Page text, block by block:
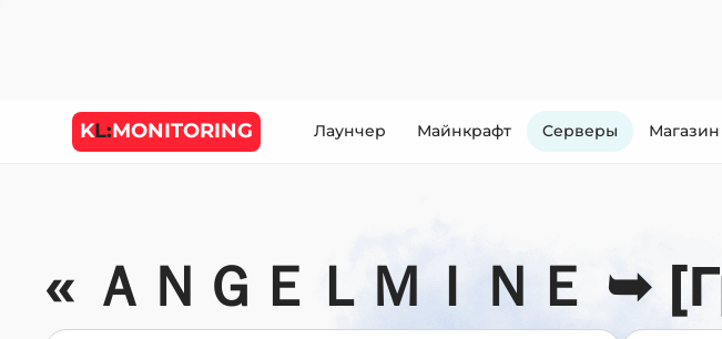
KL:MONITORING Лаунчер Майнкрафт Cерверы Магазин
« ＡＮＧＥＬＭＩＮＥ